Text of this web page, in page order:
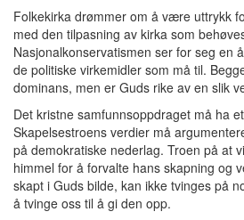
Folkekirka drømmer om å være uttrykk
med den tilpasning av kirka som
Nasjonalkonservatismen ser for seg en
de politiske virkemidler som må til.
dominans, men er Guds rike av en slik
Det kristne samfunnsoppdraget må ha
Skapelsestroens verdier må
på demokratiske nederlag. Troen på at
himmel for å forvalte hans skapning og
skapt i Guds bilde, kan ikke tvinges på
å tvinge oss til å gi den opp.